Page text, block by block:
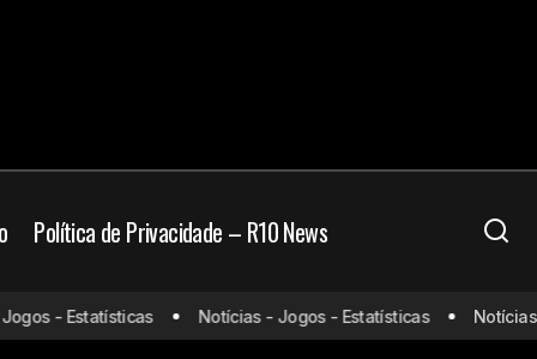
Política de Privacidade – R10 News
e prováveis
Sérvia x Inglaterra: onde assistir e
prováveis escalações
- Estatísticas Notícias - Jogos - Estatísticas Notícias -